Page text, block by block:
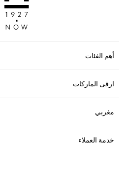
أهم الفئات
ارقى الماركات
مغربي
خدمة العملاء